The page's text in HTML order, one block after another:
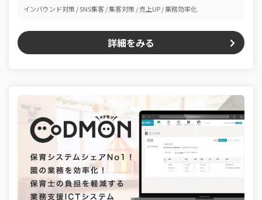
インバウンド対策 SNS集客 集客対策 売上UP 業務効率化
詳細をみる